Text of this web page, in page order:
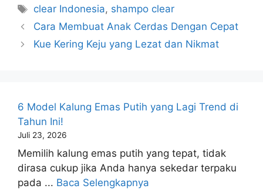
Tag
clear Indonesia, shampo clear
Cara Membuat Anak Cerdas Dengan Cepat
Kue Kering Keju yang Lezat dan Nikmat
6 Model Kalung Emas Putih yang Lagi Trend di
Tahun Ini!
Juli 23, 2026
Memilih kalung emas putih yang tepat, tidak
dirasa cukup jika Anda hanya sekedar terpaku
pada ... Baca Selengkapnya